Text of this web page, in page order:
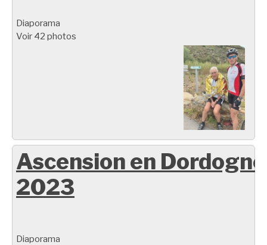
Diaporama
Voir 42 photos
Ascension en Dordogne
2023
Diaporama